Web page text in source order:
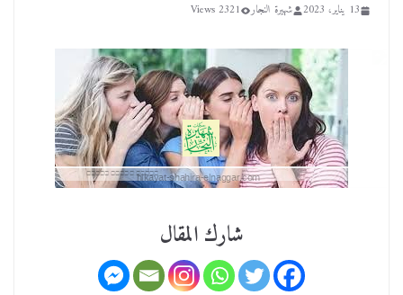
13 يناير، 2023 شهيرة النجار 2321 Views
شارك المقال